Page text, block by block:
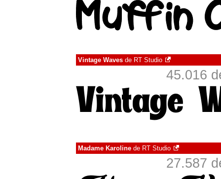
Vintage Waves de RT Studio
45.016
Madame Karoline de RT Studio
27.587